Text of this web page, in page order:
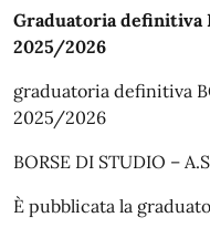
Descrizione
Graduatoria definitiva
2025/2026
graduatoria definitiva
2025/2026
BORSE DI STUDIO –
È pubblicata la